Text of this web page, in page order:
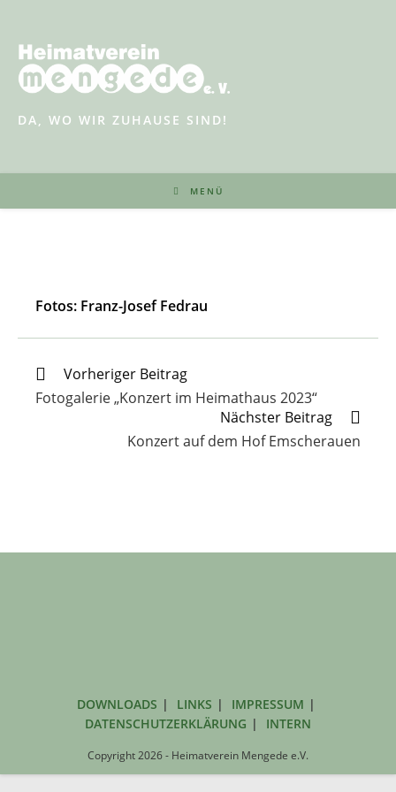
springen
DA, WO WIR ZUHAUSE SIND!
MENÜ
Fotos: Franz-Josef Fedrau
Weitere
Artikel
ansehen
Vorheriger Beitrag
Fotogalerie „Konzert im Heimathaus 2023“
Nächster Beitrag
Konzert auf dem Hof Emscherauen
DOWNLOADS LINKS
IMPRESSUM
DATENSCHUTZERKLÄRUNG
INTERN
Copyright 2026 - Heimatverein Mengede e.V.